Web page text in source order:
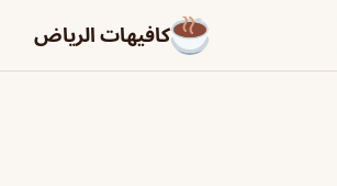
كافيهات الرياض